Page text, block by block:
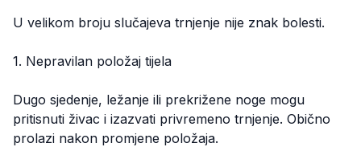
U velikom broju slučajeva trnjenje nije znak bolesti.
1. Nepravilan položaj tijela
Dugo sjedenje, ležanje ili prekrižene noge mogu
pritisnuti živac i izazvati privremeno trnjenje. Obično
prolazi nakon promjene položaja.